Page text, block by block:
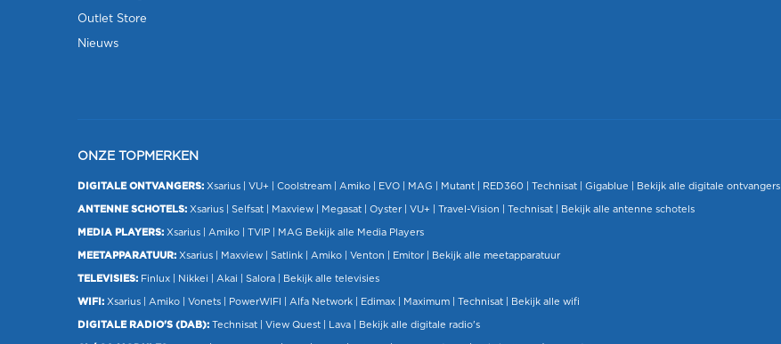
Outlet Store
Nieuws
ONZE TOPMERKEN
DIGITALE ONTVANGERS: Xsarius VU+ | Coolstream | Amiko EVO MAG Mutant | RED360 | Technisat Gigablue Bekijk alle digitale ontvangers
ANTENNE SCHOTELS: Xsarius Selfsat Maxview Megasat | Oyster | VU+ Travel-Vision Technisat Bekijk alle antenne schotels
MEDIA PLAYERS: Xsarius Amiko TVIP MAG Bekijk alle Media Players
MEETAPPARATUUR: Xsarius Maxview Satlink Amiko Venton Emitor Bekijk alle meetapparatuur
TELEVISIES: Finlux | Nikkei | Akai Salora Bekijk alle televisies
WIFI: Xsarius Amiko Vonets PowerWIFI Alfa Network Edimax | Maximum | Technisat Bekijk alle wifi
DIGITALE RADIO'S (DAB): Technisat View Quest Lava Bekijk alle digitale radio's